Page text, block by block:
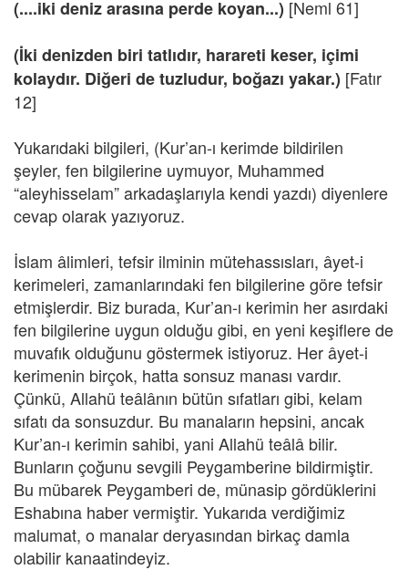
(....iki deniz arasına perde koyan...) [Neml 61]
(İki denizden biri tatlıdır, harareti keser, içimi
kolaydır. Diğeri de tuzludur, boğazı yakar.) [Fatır
12]
Yukarıdaki bilgileri, (Kur’an-ı kerimde bildirilen
şeyler, fen bilgilerine uymuyor, Muhammed
“aleyhisselam” arkadaşlarıyla kendi yazdı) diyenlere
cevap olarak yazıyoruz.
İslam âlimleri, tefsir ilminin mütehassısları, âyet-i
kerimeleri, zamanlarındaki fen bilgilerine göre tefsir
etmişlerdir. Biz burada, Kur’an-ı kerimin her asırdaki
fen bilgilerine uygun olduğu gibi, en yeni keşiflere de
muvafık olduğunu göstermek istiyoruz. Her âyet-i
kerimenin birçok, hatta sonsuz manası vardır.
Çünkü, Allahü teâlânın bütün sıfatları gibi, kelam
sıfatı da sonsuzdur. Bu manaların hepsini, ancak
Kur’an-ı kerimin sahibi, yani Allahü teâlâ bilir.
Bunların çoğunu sevgili Peygamberine bildirmiştir.
Bu mübarek Peygamberi de, münasip gördüklerini
Eshabına haber vermiştir. Yukarıda verdiğimiz
malumat, o manalar deryasından birkaç damla
olabilir kanaatindeyiz.